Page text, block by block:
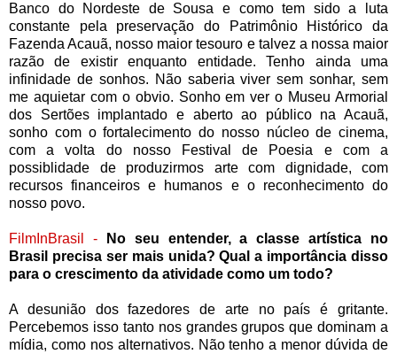
Banco do Nordeste de Sousa e como tem sido a luta
constante pela preservação do Patrimônio Histórico da
Fazenda Acauã, nosso maior tesouro e talvez a nossa maior
razão de existir enquanto entidade. Tenho ainda uma
infinidade de sonhos. Não saberia viver sem sonhar, sem
me aquietar com o obvio. Sonho em ver o Museu Armorial
dos Sertões implantado e aberto ao público na Acauã,
sonho com o fortalecimento do nosso núcleo de cinema,
com a volta do nosso Festival de Poesia e com a
possiblidade de produzirmos arte com dignidade, com
recursos financeiros e humanos e o reconhecimento do
nosso povo.
FilmInBrasil -
No seu entender, a classe artística no
Brasil precisa ser mais unida? Qual a importância disso
para o crescimento da atividade como um todo?
A desunião dos fazedores de arte no país é gritante.
Percebemos isso tanto nos grandes grupos que dominam a
mídia, como nos alternativos. Não tenho a menor dúvida de